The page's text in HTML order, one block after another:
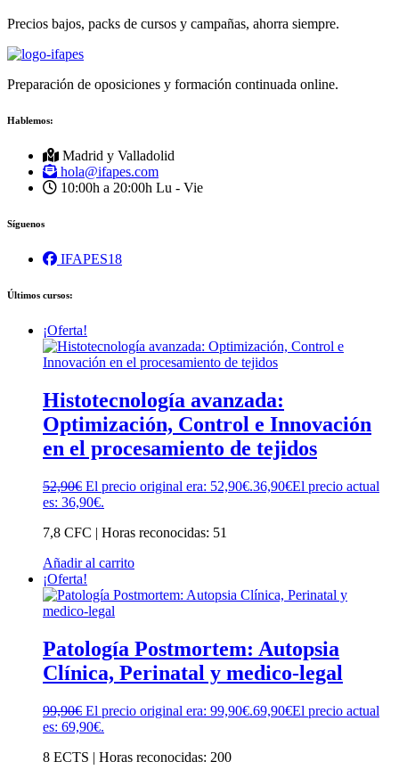
Precios bajos, packs de cursos y campañas, ahorra siempre.
Preparación de oposiciones y formación continuada online.
Hablemos:
Madrid y Valladolid
hola@ifapes.com
10:00h a 20:00h Lu - Vie
Síguenos
IFAPES18
Últimos cursos:
¡Oferta!
Histotecnología avanzada:
Optimización, Control e Innovación
en el procesamiento de tejidos
52,90€ El precio original era: 52,90€.36,90€El precio actual
es: 36,90€.
7,8 CFC | Horas reconocidas: 51
Añadir al carrito
¡Oferta!
Patología Postmortem: Autopsia
Clínica, Perinatal y medico-legal
99,90€ El precio original era: 99,90€.69,90€El precio actual
es: 69,90€.
8 ECTS | Horas reconocidas: 200